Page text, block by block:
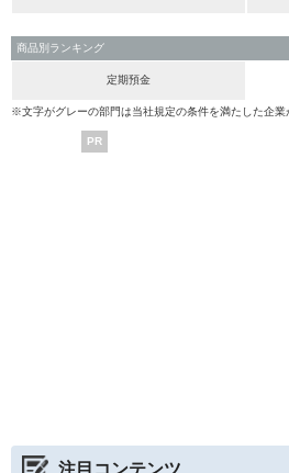
商品別ランキング
定期預金
※文字がグレーの部門は当社規定の条件を満たした企業
PR
注目コンテンツ